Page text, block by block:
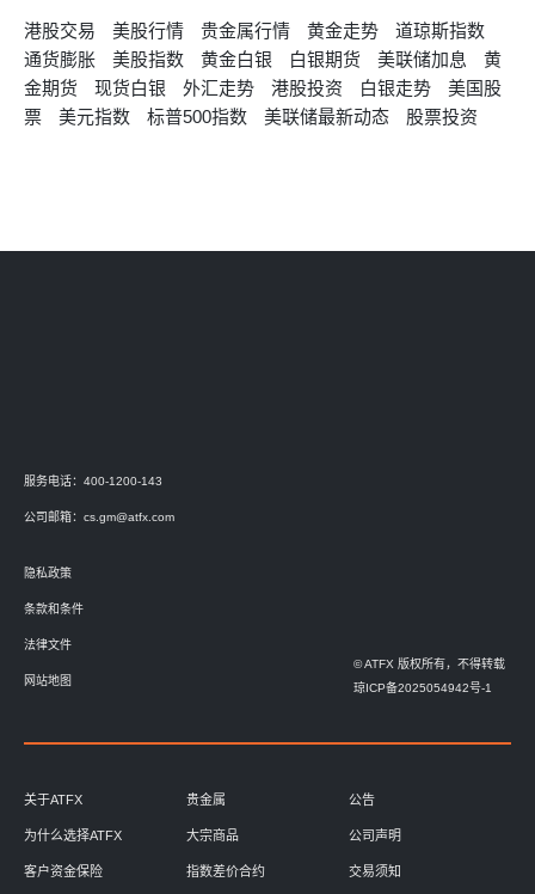
港股交易 美股行情 贵金属行情 黄金走势
道琼斯指数
通货膨胀
美股指数 黄金白银 白银期货 美联储加息
黄
金期货
现货白银 外汇走势 港股投资 白银走势
美国股
票
美元指数 标普500指数 美联储最新动态 股票投资
服务电话：400-1200-143
公司邮箱： cs.gm@atfx.com
隐私政策
条款和条件
法律文件
网站地图
© ATFX 版权所有，不得转载
琼ICP备2025054942号-1
关于ATFX
为什么选择ATFX
客户资金保险
贵金属
大宗商品
指数差价合约
公告
公司声明
交易须知